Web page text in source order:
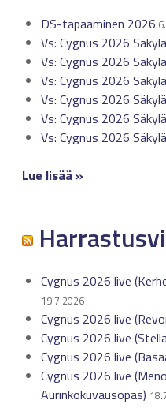
DS-tapaaminen 2026
Vs: Cygnus 2026
Vs: Cygnus 2026
Vs: Cygnus 2026
Vs: Cygnus 2026
Vs: Cygnus 2026
Vs: Cygnus 2026
Lue lisää »
Cygnus 2026 live
19.7.2026
Cygnus 2026 live
Cygnus 2026 live
Cygnus 2026 live
Cygnus 2026 live
Aurinkokuvausopas)